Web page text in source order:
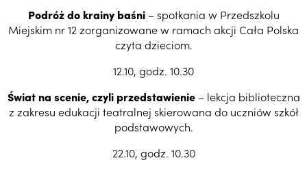
Podróż do krainy baśni– spotkania w Przedszkolu
Miejskim nr 12 zorganizowane w ramach akcji Cała Polska
czyta dzieciom.
12.10, godz. 10.30
Świat na scenie, czyli przedstawienie– lekcja biblioteczna
z zakresu edukacji teatralnej skierowana do uczniów szkół
podstawowych.
22.10, godz. 10.30